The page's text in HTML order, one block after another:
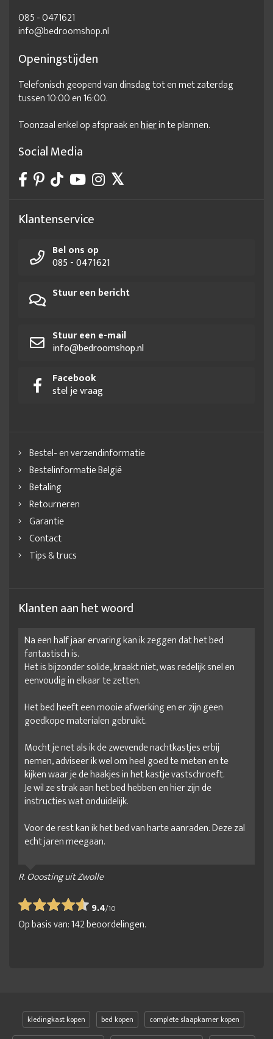
085 - 0471621
info@bedroomshop.nl
Openingstijden
Telefonisch geopend van dinsdag tot en met zaterdag
tussen 10:00 en 16:00.
Toonzaal enkel op afspraak enhierin te plannen.
Social Media
Klantenservice
Bel ons op
085 - 0471621
Stuur een bericht
Stuur een e-mail
info@bedroomshop.nl
Facebook
stel je vraag
Bestel- en verzendinformatie
Bestelinformatie België
Betaling
Retourneren
Garantie
Contact
Tips & trucs
Klanten aan het woord
Na een half jaar ervaring kan ik zeggen dat het bed
fantastisch is.
Het is bijzonder solide, kraakt niet, was redelijk snel en
eenvoudig in elkaar te zetten.
Het bed heeft een mooie afwerking en er zijn geen
goedkope materialen gebruikt.
Mocht je net als ik de zwevende nachtkastjes erbij
nemen, adviseer ik wel om heel goed te meten en te
kijken waar je de haakjes in het kastje vastschroeft.
Je wil ze strak aan het bed hebben en hier zijn de
instructies wat onduidelijk.
Voor de rest kan ik het bed van harte aanraden. Deze zal
echt jaren meegaan.
R. Ooosting uit Zwolle
9.4/10
Op basis van:142beoordelingen.
kledingkast kopen bed kopen
complete slaapkamer kopen